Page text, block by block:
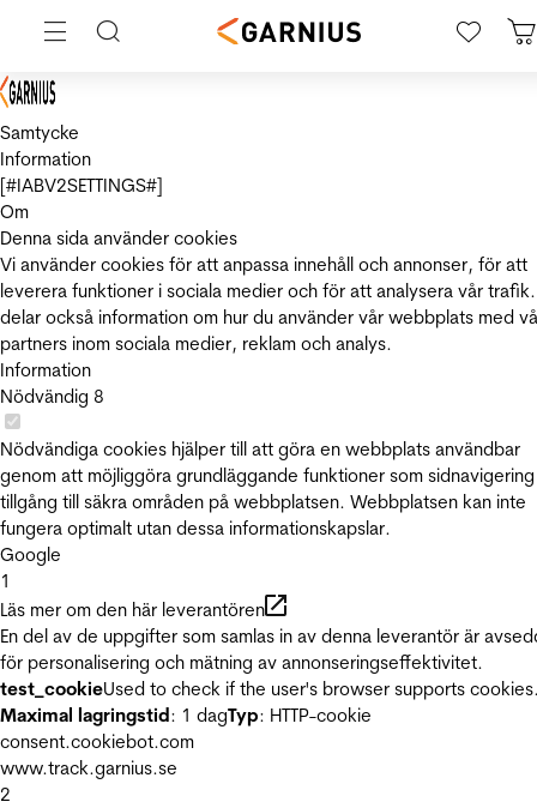
Samtycke
Information
[#IABV2SETTINGS#]
Om
Denna sida använder cookies
Vi använder cookies för att anpassa innehåll och annonser, för att
leverera funktioner i sociala medier och för att analysera vår
delar också information om hur du använder vår webbplats med
partners inom sociala medier, reklam och analys.
Information
Nödvändig 8
Nödvändiga cookies hjälper till att göra en webbplats användbar
genom att möjliggöra grundläggande funktioner som
tillgång till säkra områden på webbplatsen. Webbplatsen kan inte
fungera optimalt utan dessa informationskapslar.
Google
1
Läs mer om den här leverantören
En del av de uppgifter som samlas in av denna leverantör är
för personalisering och mätning av annonseringseffektivitet.
test_cookieUsed to check if the user's browser supports
Maximal lagringstid: 1 dagTyp: HTTP-cookie
consent.cookiebot.com
www.track.garnius.se
2